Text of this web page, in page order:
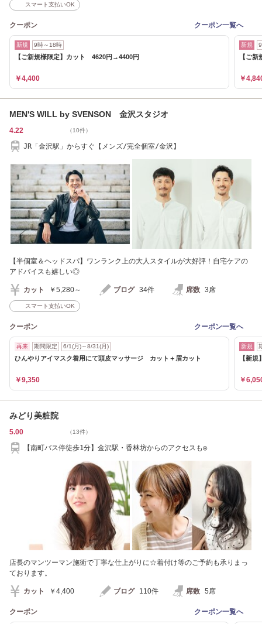
スマート支払いOK
クーポン クーポン一覧へ
新規 9時～18時
【ご新規様限定】カット 4620円→4400円
￥4,400
新規
【ご
￥
MEN'S WILL by SVENSON 金沢スタジオ
4.22 （10件）
JR「金沢駅」からすぐ【メンズ/完全個室/金沢】
【半個室＆ヘッドスパ】ワンランク上の大人スタイルが大好評！自宅ケアの
アドバイスも嬉しい◎
カット ￥5,280～ ブログ 34件 席数 3席
スマート支払いOK
クーポン クーポン一覧へ
再来 期間限定 6/1(月)～8/31(月)
ひんやりアイマスク着用にて頭皮マッサージ カット＋眉カット
￥9,350
新規
【新
￥
みどり美粧院
5.00 （13件）
【南町バス停徒歩1分】金沢駅・香林坊からのアクセスも◎
店長のマンツーマン施術で丁寧な仕上がりに☆着付け等のご予約も承りまっ
ております。
カット ￥4,400 ブログ 110件 席数 5席
クーポン クーポン一覧へ